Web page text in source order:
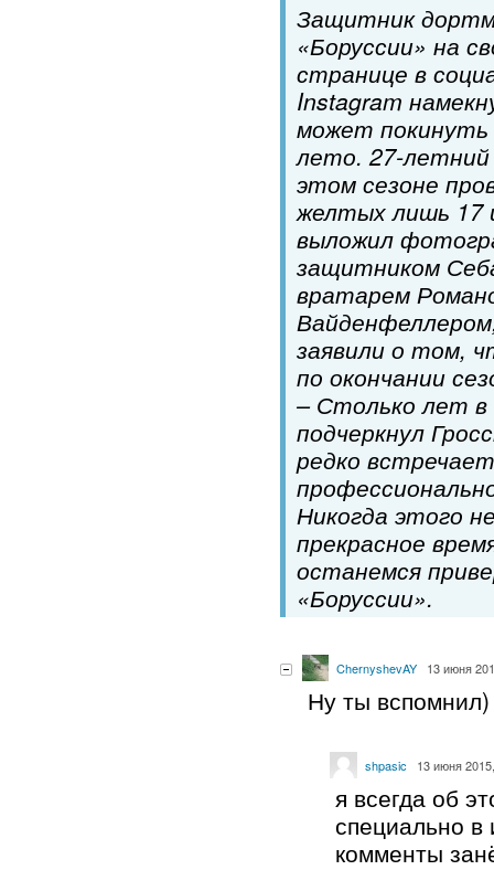
Защитник
«Боруссии» на
странице в
Instagram
может покинуть
лето. 27-
этом сезоне
желтых лишь 17
выложил
защитником
вратарем
заявили о том,
по окончании
– Столько лет в
подчеркнул
редко
Никогда этого
прекрасное
останемся
«Боруссии».
ChernyshevAY 13 июня
Ну ты вспомнил)
shpasic 13 июня
я всегда об
специально
комменты